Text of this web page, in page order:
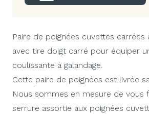
Paire de poignées cuvettes carrées
avec tire doigt carré pour équiper
coulissante à galandage.
Cette paire de poignées est livrée
Nous sommes en mesure de vous
serrure assortie aux poignées